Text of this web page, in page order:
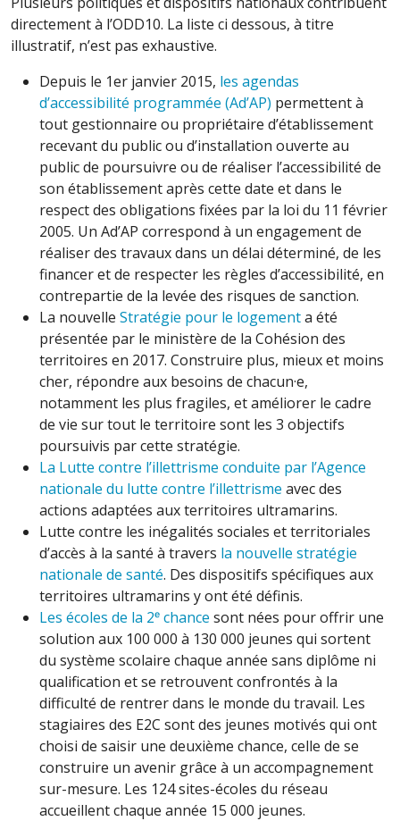
directement à l’ODD10. La liste ci dessous, à titre
illustratif, n’est pas exhaustive.
Depuis le 1er janvier 2015, les agendas
d’accessibilité programmée (Ad’AP) permettent à
tout gestionnaire ou propriétaire d’établissement
recevant du public ou d’installation ouverte au
public de poursuivre ou de réaliser l’accessibilité de
son établissement après cette date et dans le
respect des obligations fixées par la loi du 11 février
2005. Un Ad’AP correspond à un engagement de
réaliser des travaux dans un délai déterminé, de les
financer et de respecter les règles d’accessibilité, en
contrepartie de la levée des risques de sanction.
La nouvelle Stratégie pour le logementa été
présentée par le ministère de la Cohésion des
territoires en 2017. Construire plus, mieux et moins
cher, répondre aux besoins de chacun·e,
notamment les plus fragiles, et améliorer le cadre
de vie sur tout le territoire sont les 3 objectifs
poursuivis par cette stratégie.
La Lutte contre l’illettrisme conduite par l’Agence
nationale du lutte contre l’illettrisme avec des
actions adaptées aux territoires ultramarins.
Lutte contre les inégalités sociales et territoriales
d’accès à la santé à travers la nouvelle stratégie
nationale de santé. Des dispositifs spécifiques aux
territoires ultramarins y ont été définis.
Les écoles de la 2ᵉ chance sont nées pour offrir une
solution aux 100 000 à 130 000 jeunes qui sortent
du système scolaire chaque année sans diplôme ni
qualification et se retrouvent confrontés à la
difficulté de rentrer dans le monde du travail. Les
stagiaires des E2C sont des jeunes motivés qui ont
choisi de saisir une deuxième chance, celle de se
construire un avenir grâce à un accompagnement
sur-mesure. Les 124 sites-écoles du réseau
accueillent chaque année 15 000 jeunes.